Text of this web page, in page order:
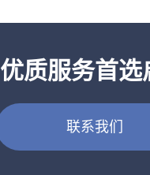
优质服务首选
联系我们